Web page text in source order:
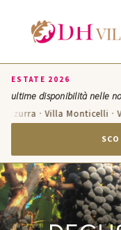
ESTATE 2026
ultime disponibilità nelle
· Villa Monticelli ·